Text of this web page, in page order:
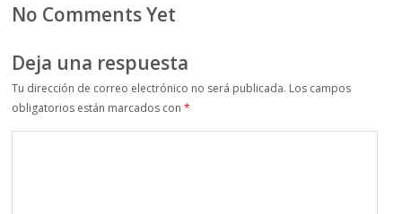
No Comments Yet
Deja una respuesta
Tu dirección de correo electrónico no será publicada. Los campos
obligatorios están marcados con*